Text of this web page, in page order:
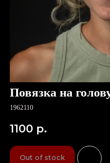
Повязка на
1962110
1100 р.
Out of stock